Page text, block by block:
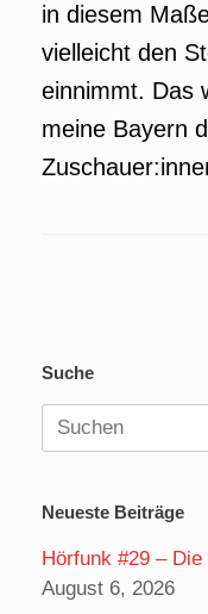
in diesem
vielleicht den
einnimmt. Das
meine Bayern
Suche
Suchen
nach:
Neueste Beiträge
Hörfunk #29 – Die
August 6, 2026